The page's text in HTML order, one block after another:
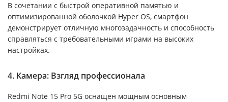
В сочетании с быстрой оперативной памятью и
оптимизированной оболочкой Hyper OS, смартфон
демонстрирует отличную многозадачность и способность
справляться с требовательными играми на высоких
настройках.
4. Камера: Взгляд профессионала
Redmi Note 15 Pro 5G оснащен мощным основным